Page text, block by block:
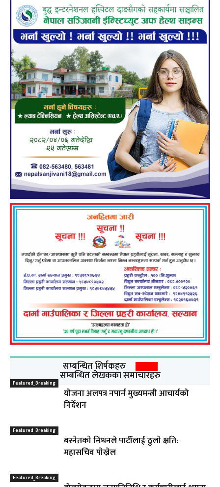
सम्बन्धित शिर्षकहरु
सम्बन्धित लेखकका समाचारहरु
Featured_Breaking
योजना अलपत्र नपार्न मुख्यमन्त्री आचार्यको
निर्देशन
Featured_Breaking
बस्नेतकाे निधनले पार्टीलाई ठुलाे क्षति:
महासचिव पाेख्रेल
Featured_Breaking